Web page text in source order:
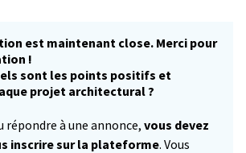
est maintenant close. Merci pour
!
sont les points positifs et
projet architectural ?
répondre à une annonce, vous devez
inscrire sur la plateforme. Vous